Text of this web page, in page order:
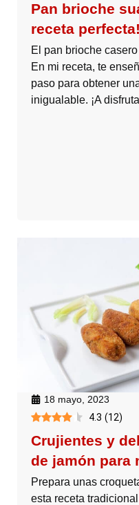
Pan brioche
receta perfecta!
El pan brioche
En mi receta, te
paso para obtener
inigualable. ¡A
18 mayo, 2023
4.3 (12)
Crujientes y
de jamón para
Prepara unas
esta receta